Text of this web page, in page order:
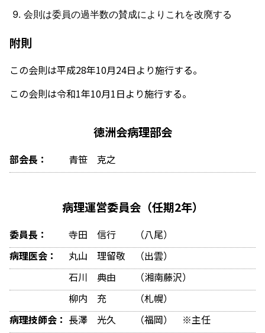
会則は委員の過半数の賛成によりこれを改廃する
附則
この会則は平成28年10月24日より施行する。
この会則は令和1年10月1日より施行する。
徳洲会病理部会
部会長： 青笹 克之
病理運営委員会（任期2年）
委員長：
寺田 信行 （八尾）
病理医会：
丸山 理留敬 （出雲）
石川 典由 （湘南藤沢）
柳内 充 （札幌）
病理技師会： 長澤 光久 （福岡） ※主任